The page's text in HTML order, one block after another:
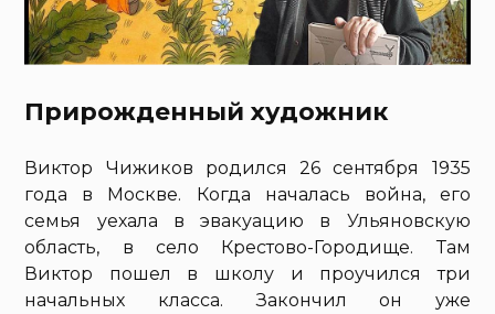
Прирожденный художник
Виктор Чижиков родился 26 сентября 1935
года в Москве. Когда началась война, его
семья уехала в эвакуацию в Ульяновскую
область, в село Крестово-Городище. Там
Виктор пошел в школу и проучился три
начальных класса. Закончил он уже